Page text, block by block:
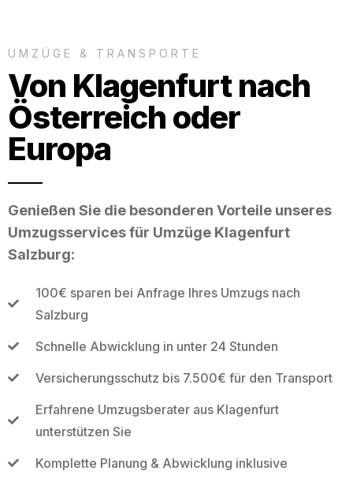
UMZÜGE & TRANSPORTE
Von Klagenfurt nach
Österreich oder
Europa
Genießen Sie die besonderen Vorteile unseres
Umzugsservices für Umzüge Klagenfurt
Salzburg:
100€ sparen bei Anfrage Ihres Umzugs nach
Salzburg
Schnelle Abwicklung in unter 24 Stunden
Versicherungsschutz bis 7.500€ für den Transport
Erfahrene Umzugsberater aus Klagenfurt
unterstützen Sie
Komplette Planung & Abwicklung inklusive